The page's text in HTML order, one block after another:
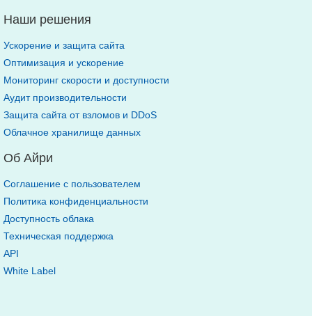
Наши решения
Ускорение и защита сайта
Оптимизация и ускорение
Мониторинг скорости и доступности
Аудит производительности
Защита сайта от взломов и DDoS
Облачное хранилище данных
Об Айри
Соглашение с пользователем
Политика конфиденциальности
Доступность облака
Техническая поддержка
API
White Label